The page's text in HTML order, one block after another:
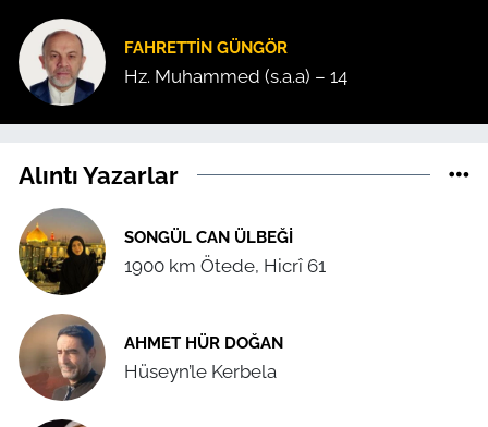
FAHRETTIN GÜNGÖR
Hz. Muhammed (s.a.a) – 14
Alıntı Yazarlar
SONGÜL CAN ÜLBEĞI
1900 km Ötede, Hicrî 61
AHMET HÜR DOĞAN
Hüseyn’le Kerbela